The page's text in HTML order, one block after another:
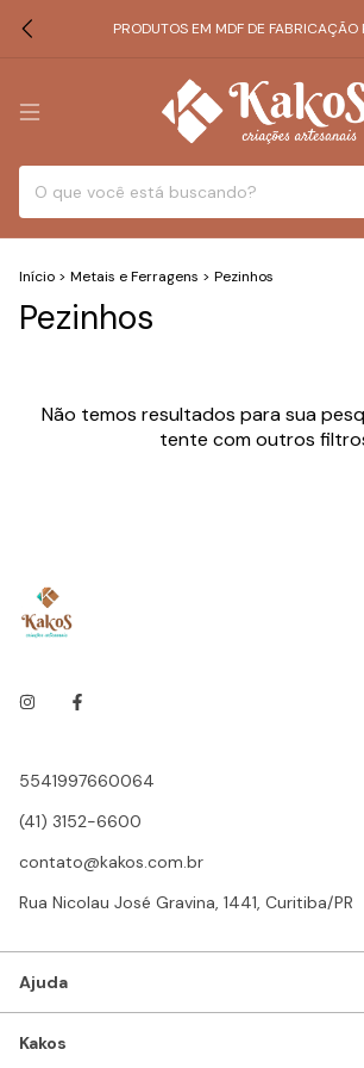
PRODUTOS EM MDF DE FABRICAÇÃO
Início > Metais e Ferragens > Pezinhos
Pezinhos
Não temos resultados para sua
tente com outros
5541997660064
(41) 3152-6600
contato@kakos.com.br
Rua Nicolau José Gravina, 1441, Curitiba/PR
Ajuda
Kakos